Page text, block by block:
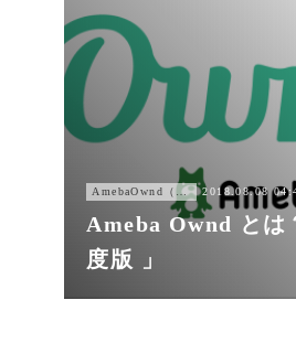
AmebaOwnd（アメーバオウンド）） 2018.08.08
Ameba Ownd とは
度版 」